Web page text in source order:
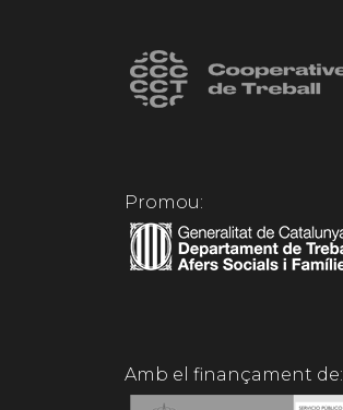
Promou:
Amb el finançament de: